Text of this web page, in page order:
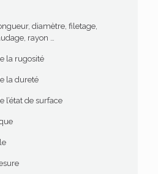
diamètre, filetage,
rayon …
la rugosité
la dureté
l’état de surface